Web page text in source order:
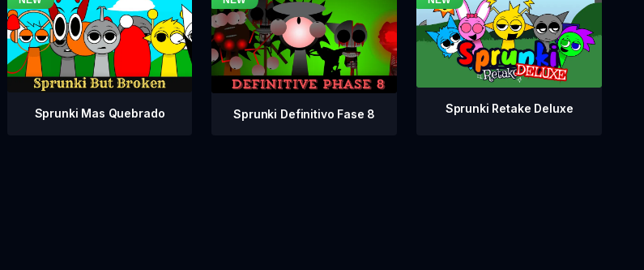
Sprunki Mas Quebrado Sprunki Definitivo Fase 8 Sprunki Retake Deluxe